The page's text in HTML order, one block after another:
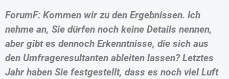
ForumF: Kommen wir zu den Ergebnissen. Ich
nehme an, Sie dürfen noch keine Details nennen,
aber gibt es dennoch Erkenntnisse, die sich aus
den Umfrageresultanten ableiten lassen? Letztes
Jahr haben Sie festgestellt, dass es noch viel Luft